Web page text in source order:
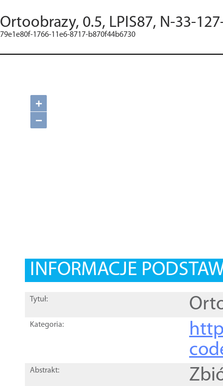
Ortoobrazy, 0.5, LPIS87, N-33-
79e1e80f-1766-11e6-8717-b870f44b6730
+
−
INFORMACJE
Tytuł:
Kategoria:
Abstrakt: